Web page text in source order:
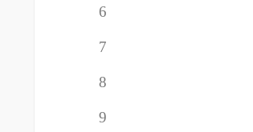
6
7
8
9